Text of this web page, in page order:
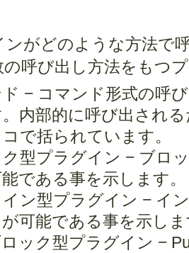
ンがどのような方法で
の呼び出し方法をもつ
− コマンド形式の呼
。内部的に呼び出され
で括られています。
型プラグイン − ブロ
である事を示します。
ン型プラグイン − イ
可能である事を示し
ック型プラグイン −